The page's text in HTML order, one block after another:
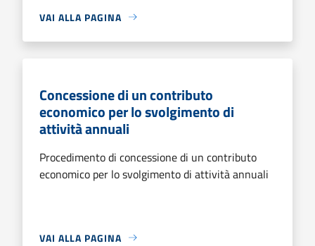
VAI ALLA PAGINA
Concessione di un contributo
economico per lo svolgimento di
attività annuali
Procedimento di concessione di un contributo
economico per lo svolgimento di attività annuali
VAI ALLA PAGINA